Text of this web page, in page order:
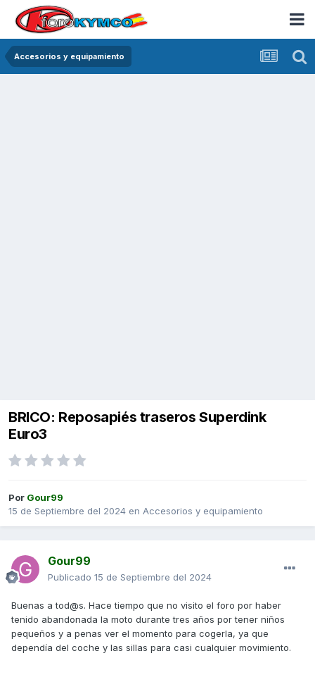
Accesorios y equipamiento
BRICO: Reposapiés traseros Superdink
Euro3
Por Gour99
15 de Septiembre del 2024 en Accesorios y equipamiento
Gour99
Publicado 15 de Septiembre del 2024
Buenas a tod@s. Hace tiempo que no visito el foro por haber
tenido abandonada la moto durante tres años por tener niños
pequeños y a penas ver el momento para cogerla, ya que
dependía del coche y las sillas para casi cualquier movimiento.